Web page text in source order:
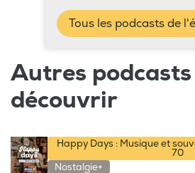
Tous les podcasts de
Autres
découvrir
Happy Days : Musique et
70
Nostalgie+